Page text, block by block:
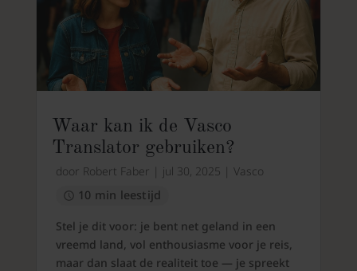
Waar kan ik de Vasco
Translator gebruiken?
door Robert Faber jul 30, 2025
Vasco
10 min leestijd
Stel je dit voor: je bent net geland in een
vreemd land, vol enthousiasme voor je reis,
maar dan slaat de realiteit toe — je spreekt